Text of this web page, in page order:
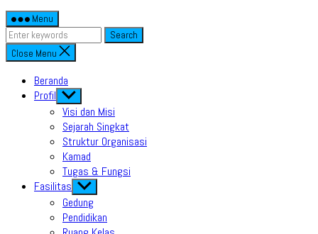
Menu
Search
Close Menu
Beranda
Profil Show
sub
menu
Visi dan Misi
Sejarah Singkat
Struktur Organisasi
Kamad
Tugas & Fungsi
Fasilitas Show
sub
menu
Gedung
Pendidikan